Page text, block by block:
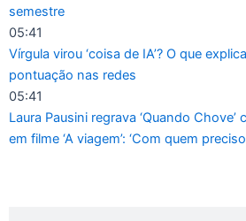
semestre
05:41
Vírgula virou ‘coisa de IA’? O que
pontuação nas redes
05:41
Laura Pausini regrava ‘Quando
em filme ‘A viagem’: ‘Com quem preciso